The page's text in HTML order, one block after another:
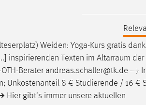
Weiden: Yoga-Kurs gratis dank
inspirierenden Texten im Altarraum der
Berater andreas.schaller@tk.de →
Unkostenanteil 8 € Studierende / 16 €
Hier gibt’s immer unsere aktuellen